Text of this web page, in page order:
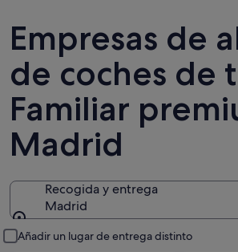
Empresas de
de coches de
Familiar
Madrid
Recogida y entrega
Madrid
Añadir un lugar de entrega distinto